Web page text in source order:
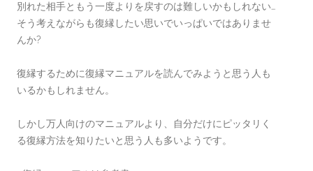
別れた相手ともう一度よりを戻すのは難しいかもしれない…
そう考えながらも復縁したい思いでいっぱいではありませ
んか?
復縁するために復縁マニュアルを読んでみようと思う人も
いるかもしれません。
しかし万人向けのマニュアルより、自分だけにピッタリく
る復縁方法を知りたいと思う人も多いようです。